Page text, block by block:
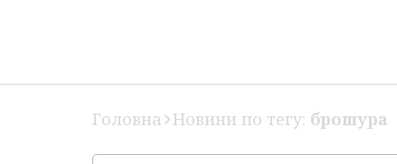
Головна Новини по тегу: брошура